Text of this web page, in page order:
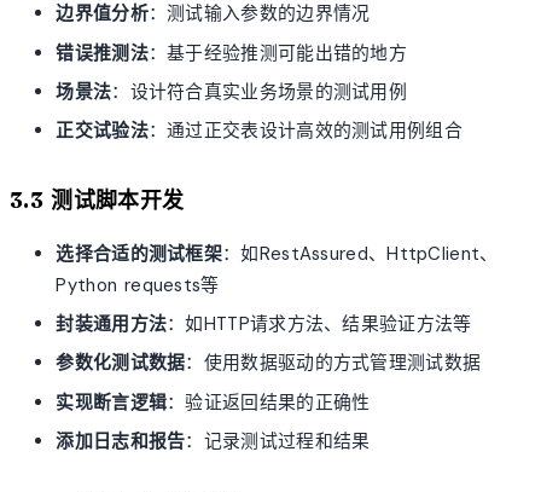
边界值分析：测试输入参数的边界情况
错误推测法：基于经验推测可能出错的地方
场景法：设计符合真实业务场景的测试用例
正交试验法：通过正交表设计高效的测试用例组合
3.3 测试脚本开发
选择合适的测试框架：如RestAssured、HttpClient、
Python requests等
封装通用方法：如HTTP请求方法、结果验证方法等
参数化测试数据：使用数据驱动的方式管理测试数据
实现断言逻辑：验证返回结果的正确性
添加日志和报告：记录测试过程和结果